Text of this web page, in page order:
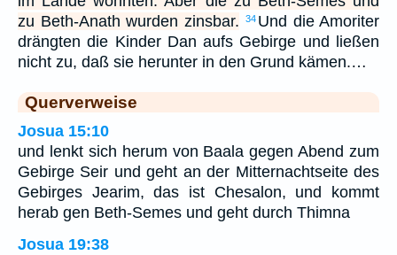
zu Beth-Anath wurden zinsbar.
34 Und die Amoriter
drängten die Kinder Dan aufs Gebirge und ließen
nicht zu, daß sie herunter in den Grund kämen.…
Querverweise
Josua 15:10
und lenkt sich herum von Baala gegen Abend zum
Gebirge Seir und geht an der Mitternachtseite des
Gebirges Jearim, das ist Chesalon, und kommt
herab gen Beth-Semes und geht durch Thimna
Josua 19:38